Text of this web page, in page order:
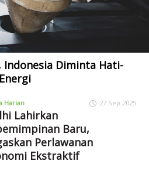
Indonesia Diminta Hati-
Harian 27 Sep 2025
Lahirkan
Baru,
Perlawanan
Ekstraktif